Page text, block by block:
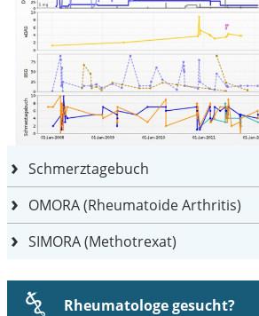
Schmerztagebuch
OMORA (Rheumatoide Arthritis)
SIMORA (Methotrexat)
Rheumatologe gesucht?